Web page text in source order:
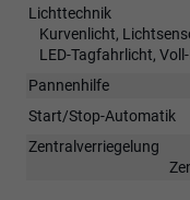
Lichttechnik
Kurvenlicht,
LED-Tagfahrlicht,
Pannenhilfe
Start/Stop-Automatik
Zentralverriegelung